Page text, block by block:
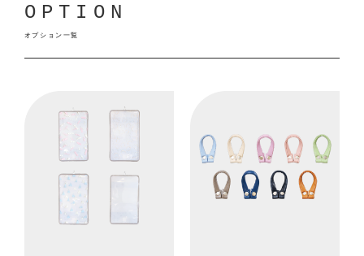
OPTION
オプション一覧